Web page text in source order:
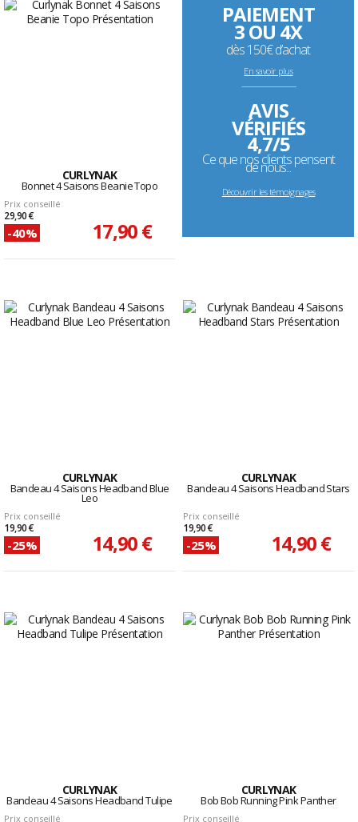
CURLYNAK
Bonnet 4 Saisons Beanie Topo
Prix conseillé
29,90 €
-40% 17,90 €
PAIEMENT
3 OU 4X
dès 150€ d’achat
En savoir plus
--------------------------------------------------------------------
AVIS
VÉRIFIÉS
4,7/5
Ce que nos clients pensent
de nous...
Découvrir les témoignages
CURLYNAK
Bandeau 4 Saisons Headband Blue
Leo
Prix conseillé
19,90 €
-25% 14,90 €
CURLYNAK
Bandeau 4 Saisons Headband Stars
Prix conseillé
19,90 €
-25% 14,90 €
CURLYNAK
Bandeau 4 Saisons Headband Tulipe
Prix conseillé
CURLYNAK
Bob Bob Running Pink Panther
Prix conseillé